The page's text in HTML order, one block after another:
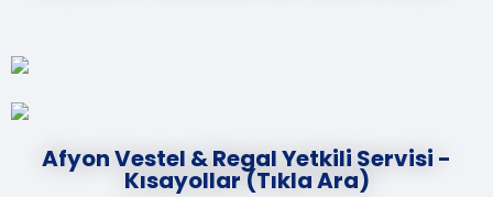
Afyon Vestel & Regal Yetkili Servisi -
Kısayollar (Tıkla Ara)